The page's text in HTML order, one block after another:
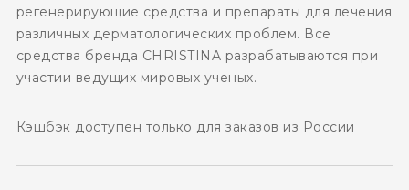
регенерирующие средства и препараты для лечения
различных дерматологических проблем. Все
средства бренда CHRISTINA разрабатываются при
участии ведущих мировых ученых.
Кэшбэк доступен только для заказов из России